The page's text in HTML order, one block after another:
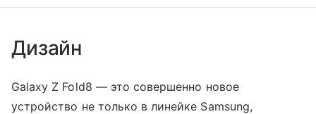
Дизайн
Galaxy Z Fold8 — это совершенно новое
устройство не только в линейке Samsung,